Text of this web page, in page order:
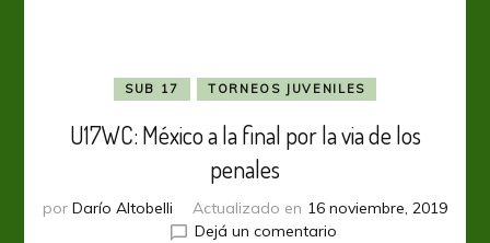
SUB 17 TORNEOS JUVENILES
U17WC: México a la final por la via de los
penales
por Darío Altobelli Actualizado en 16 noviembre, 2019
Dejá un comentarioen